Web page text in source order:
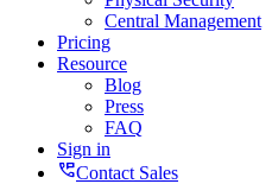
Central Management
Pricing
Resource
Blog
Press
FAQ
Sign in
perm_phone_msgContact Sales